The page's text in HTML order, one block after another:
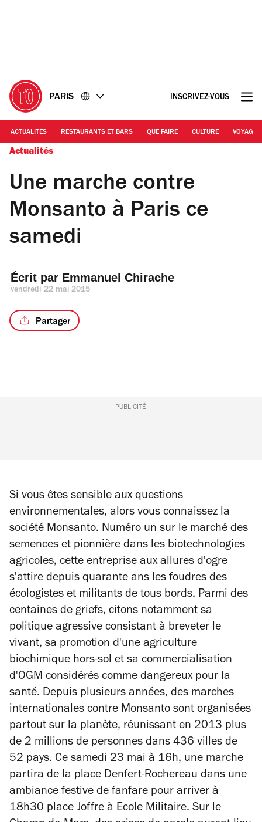
PARIS INSCRIVEZ-VOUS
ACTUALITÉS RESTAURANTS ET BARS QUE FAIRE CULTURE VOYAGE
Actualités
Une marche contre
Monsanto à Paris ce
samedi
Écrit par Emmanuel Chirache
vendredi 22 mai 2015
Partager
PUBLICITÉ
Si vous êtes sensible aux questions
environnementales, alors vous connaissez la
société Monsanto. Numéro un sur le marché des
semences et pionnière dans les biotechnologies
agricoles, cette entreprise aux allures d'ogre
s'attire depuis quarante ans les foudres des
écologistes et militants de tous bords. Parmi des
centaines de griefs, citons notamment sa
politique agressive consistant à breveter le
vivant, sa promotion d'une agriculture
biochimique hors-sol et sa commercialisation
d'OGM considérés comme dangereux pour la
santé. Depuis plusieurs années, des marches
internationales contre Monsanto sont organisées
partout sur la planète, réunissant en 2013 plus
de 2 millions de personnes dans 436 villes de
52 pays. Ce samedi 23 mai à 16h, une marche
partira de la place Denfert-Rochereau dans une
ambiance festive de fanfare pour arriver à
18h30 place Joffre à Ecole Militaire. Sur le